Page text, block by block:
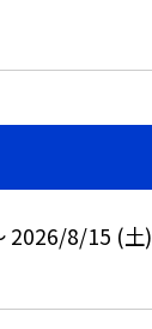
2026/8/15 (土)